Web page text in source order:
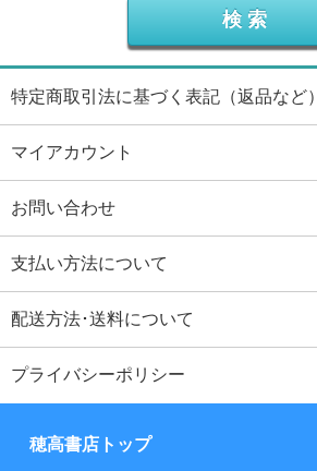
特定商取引法に基づく表記（返品など）
マイアカウント
お問い合わせ
支払い方法について
配送方法･送料について
プライバシーポリシー
穂高書店トップ